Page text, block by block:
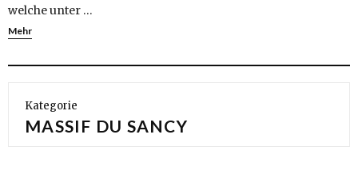
welche unter …
Mehr
Kategorie
MASSIF DU SANCY